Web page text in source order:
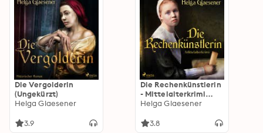
Die Vergolderin
(Ungekürzt)
Helga Glaesener
3.9
Die Rechenkünstlerin
- Mittelalterkrimi
(Ungekürzt)
Helga Glaesener
3.8